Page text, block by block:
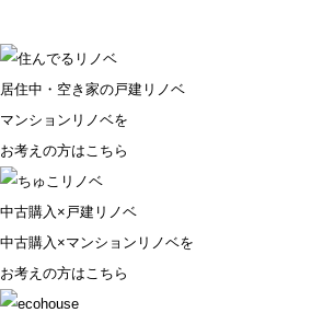
居住中・空き家の戸建リノベ
マンションリノベを
お考えの方はこちら
中古購入×戸建リノベ
中古購入×マンションリノベを
お考えの方はこちら